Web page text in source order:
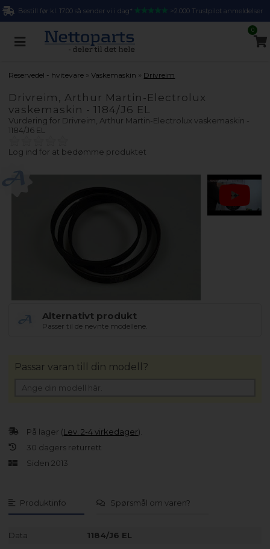
Bestill før kl. 17.00 så sender vi i dag* >2.000 Trustpilot anmeldelser
0
Reservedel - hvitevare »Vaskemaskin » Drivreim
Drivreim, Arthur Martin-Electrolux
vaskemaskin - 1184/J6 EL
Vurdering for Drivreim, Arthur Martin-Electrolux vaskemaskin -
1184/J6 EL
Log ind for at bedømme produktet
Alternativt produkt
Passer til de nevnte modellene.
Produktinfo Spørsmål om varen?
Data 1184/J6 EL
På lager (Lev. 2-4 virkedager).
30 dagers returrett
Siden 2013
Passar varan till din modell?